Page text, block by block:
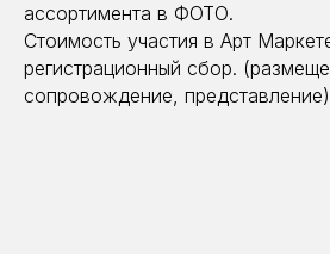
ассортимента в ФОТО.
Стоимость участия в Арт
регистрационный сбор.
сопровождение,